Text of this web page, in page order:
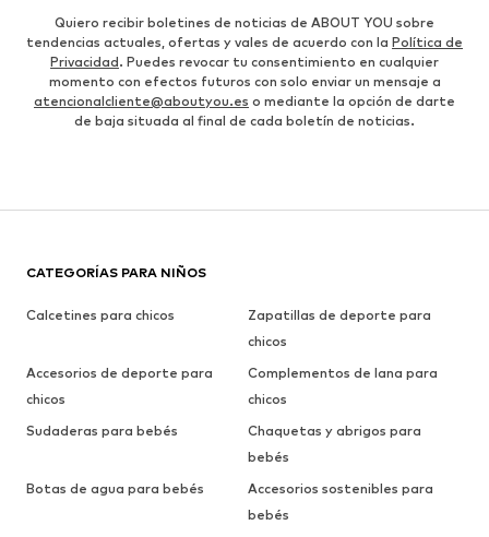
Quiero recibir boletines de noticias de ABOUT YOU sobre
tendencias actuales, ofertas y vales de acuerdo con la Política de
Privacidad. Puedes revocar tu consentimiento en cualquier
momento con efectos futuros con solo enviar un mensaje a
atencionalcliente@aboutyou.es o mediante la opción de darte
de baja situada al final de cada boletín de noticias.
CATEGORÍAS PARA NIÑOS
Calcetines para chicos
Zapatillas de deporte para
chicos
Accesorios de deporte para
chicos
Complementos de lana para
chicos
Sudaderas para bebés
Chaquetas y abrigos para
bebés
Botas de agua para bebés
Accesorios sostenibles para
bebés